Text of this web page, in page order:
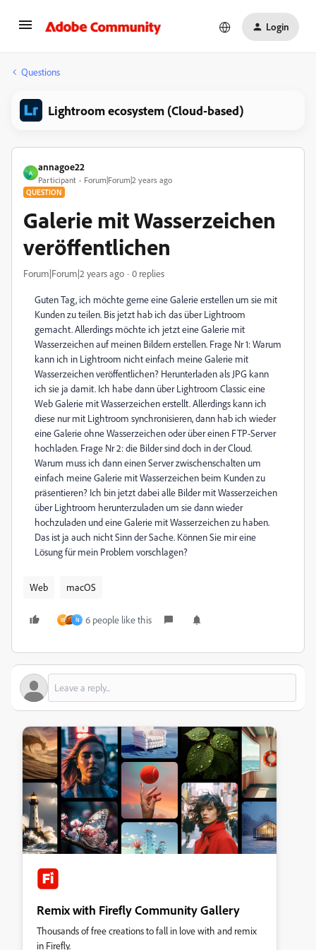
Login
Questions
Lightroom ecosystem (Cloud-based)
A
annagoe22
Participant Forum|Forum|2 years ago
QUESTION
Galerie mit Wasserzeichen
veröffentlichen
Forum|Forum|2 years ago 0 replies
Guten Tag, ich möchte gerne eine Galerie erstellen um sie mit
Kunden zu teilen. Bis jetzt hab ich das über Lightroom
gemacht. Allerdings möchte ich jetzt eine Galerie mit
Wasserzeichen auf meinen Bildern erstellen. Frage Nr 1: Warum
kann ich in Lightroom nicht einfach meine Galerie mit
Wasserzeichen veröffentlichen? Herunterladen als JPG kann
ich sie ja damit. Ich habe dann über Lightroom Classic eine
Web Galerie mit Wasserzeichen erstellt. Allerdings kann ich
diese nur mit Lightroom synchronisieren, dann hab ich wieder
eine Galerie ohne Wasserzeichen oder über einen FTP-Server
hochladen. Frage Nr 2: die Bilder sind doch in der Cloud.
Warum muss ich dann einen Server zwischenschalten um
einfach meine Galerie mit Wasserzeichen beim Kunden zu
präsentieren? Ich bin jetzt dabei alle Bilder mit Wasserzeichen
über Lightroom herunterzuladen um sie dann wieder
hochzuladen und eine Galerie mit Wasserzeichen zu haben.
Das ist ja auch nicht Sinn der Sache. Können Sie mir eine
Lösung für mein Problem vorschlagen?
Web macOS
W N 6 people like this
Remix with Firefly Community Gallery
Thousands of free creations to fall in love with and remix
in Firefly.